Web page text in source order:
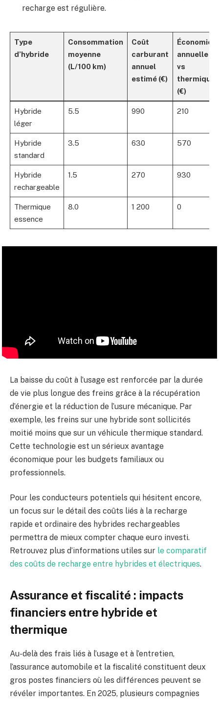
recharge est régulière.
Type
d’hybride
Consommation
moyenne
(L/100 km)
Coût
carburant
annuel
estimé (€)
Économie
annuelle
vs
thermique
(€)
Hybride
léger
5.5 990 210
Hybride
standard
3.5 630 570
Hybride
rechargeable
1.5 270 930
Thermique
essence
8.0 1 200 0
La baisse du coût à l’usage est renforcée par la durée
de vie plus longue des freins grâce à la récupération
d’énergie et la réduction de l’usure mécanique. Par
exemple, les freins sur une hybride sont sollicités
moitié moins que sur un véhicule thermique standard.
Cette technologie est un sérieux avantage
économique pour les budgets familiaux ou
professionnels.
Pour les conducteurs potentiels qui hésitent encore,
un focus sur le détail des coûts liés à la recharge
rapide et ordinaire des hybrides rechargeables
permettra de mieux compter chaque euro investi.
Retrouvez plus d’informations utiles sur le comparatif
des coûts de recharge entre hybrides et électriques.
Assurance et fiscalité : impacts
financiers entre hybride et
thermique
Au-delà des frais liés à l’usage et à l’entretien,
l’assurance automobile et la fiscalité constituent deux
gros postes financiers où les différences peuvent se
révéler importantes. En 2025, plusieurs compagnies